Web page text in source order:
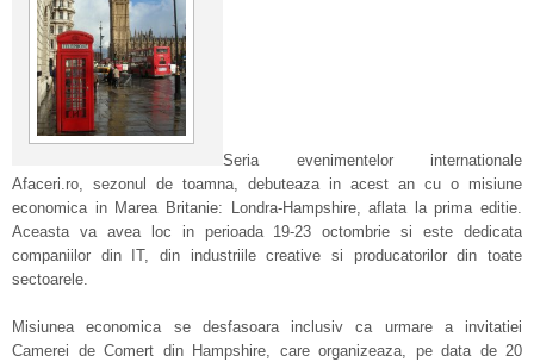
Seria evenimentelor internationale
Afaceri.ro, sezonul de toamna, debuteaza in acest an cu o misiune
economica in Marea Britanie: Londra-Hampshire, aflata la prima editie.
Aceasta va avea loc in perioada 19-23 octombrie si este dedicata
companiilor din IT, din industriile creative si producatorilor din toate
sectoarele.
Misiunea economica se desfasoara inclusiv ca urmare a invitatiei
Camerei de Comert din Hampshire, care organizeaza, pe data de 20